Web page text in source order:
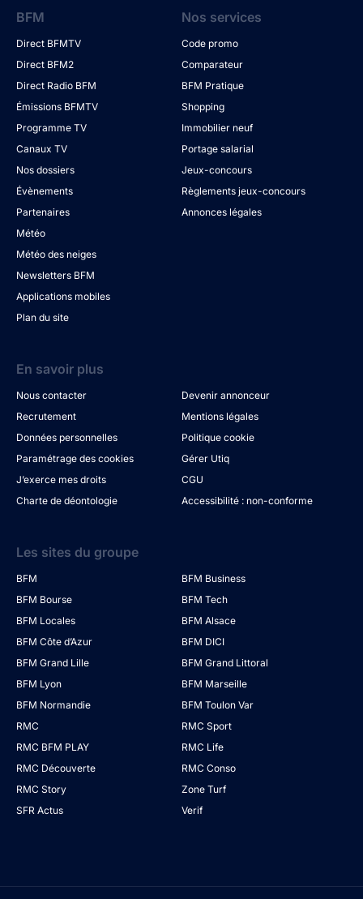
BFM
Direct BFMTV
Direct BFM2
Direct Radio BFM
Émissions BFMTV
Programme TV
Canaux TV
Nos dossiers
Évènements
Partenaires
Météo
Météo des neiges
Newsletters BFM
Applications mobiles
Plan du site
Nos services
Code promo
Comparateur
BFM Pratique
Shopping
Immobilier neuf
Portage salarial
Jeux-concours
Règlements jeux-concours
Annonces légales
En savoir plus
Nous contacter
Devenir annonceur
Recrutement
Mentions légales
Données personnelles
Politique cookie
Paramétrage des cookies
Gérer Utiq
J’exerce mes droits
CGU
Charte de déontologie
Accessibilité : non-conforme
Les sites du groupe
BFM
BFM Business
BFM Bourse
BFM Tech
BFM Locales
BFM Alsace
BFM Côte d’Azur
BFM DICI
BFM Grand Lille
BFM Grand Littoral
BFM Lyon
BFM Marseille
BFM Normandie
BFM Toulon Var
RMC
RMC Sport
RMC BFM PLAY
RMC Life
RMC Découverte
RMC Conso
RMC Story
Zone Turf
SFR Actus
Verif